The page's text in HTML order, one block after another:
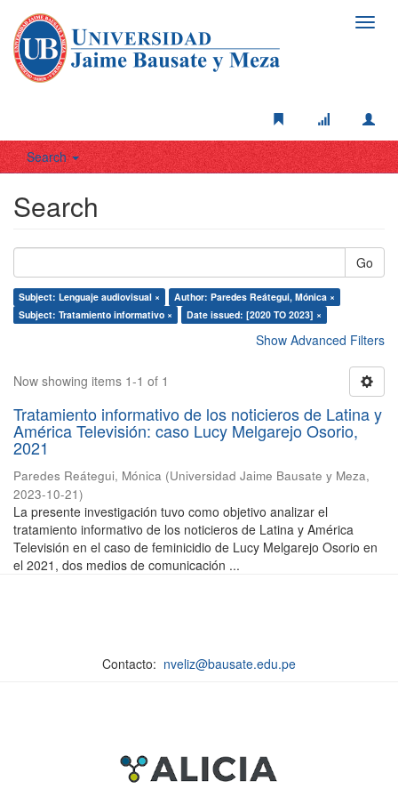
Search
Search
Go
Subject: Lenguaje audiovisual ×
Author: Paredes Reátegui, Mónica ×
Subject: Tratamiento informativo ×
Date issued: [2020 TO 2023] ×
Show Advanced Filters
Now showing items 1-1 of 1
Tratamiento informativo de los noticieros de Latina y
América Televisión: caso Lucy Melgarejo Osorio,
2021
Paredes Reátegui, Mónica (Universidad Jaime Bausate y Meza,
2023-10-21)
La presente investigación tuvo como objetivo analizar el
tratamiento informativo de los noticieros de Latina y América
Televisión en el caso de feminicidio de Lucy Melgarejo Osorio en
el 2021, dos medios de comunicación ...
Contacto: nveliz@bausate.edu.pe